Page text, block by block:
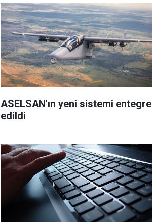
ASELSAN'ın yeni sistemi entegre
edildi